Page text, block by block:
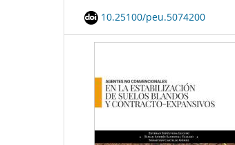
10.25100/peu.5074200